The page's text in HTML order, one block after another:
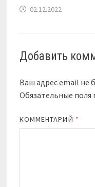
02.12.2022
Добавить
Ваш адрес email не
Обязательные поля
КОММЕНТАРИЙ *